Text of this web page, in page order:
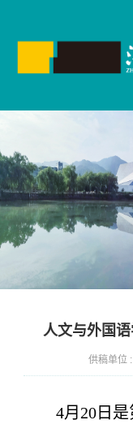
人文与外国
供稿单位 :
4月20日